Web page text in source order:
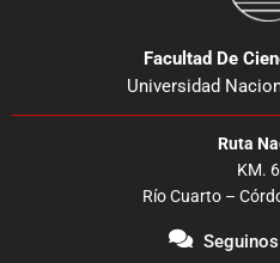
Facultad De
Universidad
Ruta
KM.
Río Cuarto –